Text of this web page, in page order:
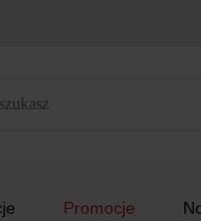
Promocje